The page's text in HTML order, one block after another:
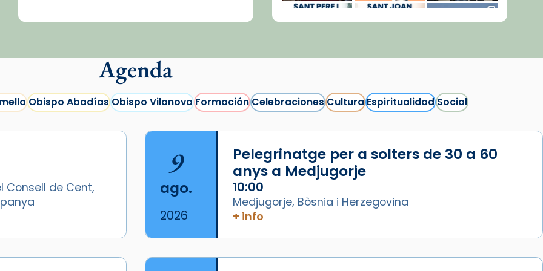
Cargar más...
Agenda
Obispo AbadíasObispo VilanovaFormaciónCelebracionesCulturaEspiritualidadSocial
Consell de Cent,
9
ago.
2026
Pelegrinatge per a solters de 30 a 60
anys a Medjugorje
10:00
Medjugorje, Bòsnia i Herzegovina
+ info